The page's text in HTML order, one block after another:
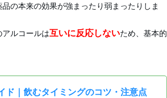
の本来の効果が強まったり弱まったりしま
ルコールは互いに反応しないため、基本的
ド｜飲むタイミングのコツ・注意点